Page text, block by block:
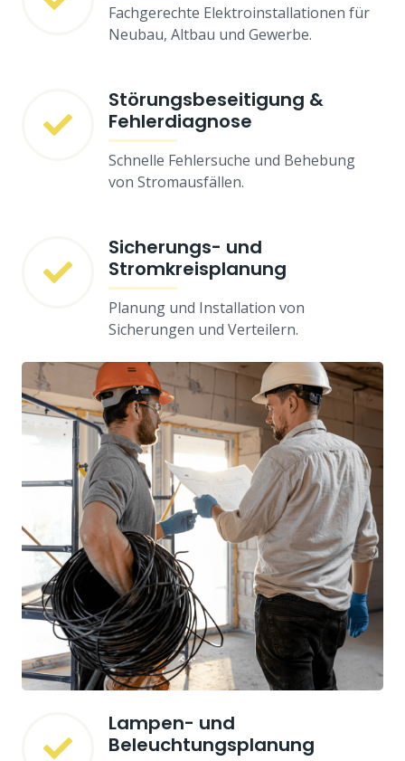
Fachgerechte Elektroinstallationen für
Neubau, Altbau und Gewerbe.
Störungsbeseitigung &
Fehlerdiagnose
Schnelle Fehlersuche und Behebung
von Stromausfällen.
Sicherungs- und
Stromkreisplanung
Planung und Installation von
Sicherungen und Verteilern.
Lampen- und
Beleuchtungsplanung